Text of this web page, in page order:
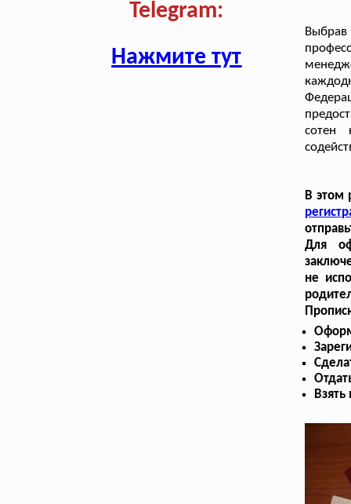
Telegram:
Нажмите тут
сотен
В этом
Для
не